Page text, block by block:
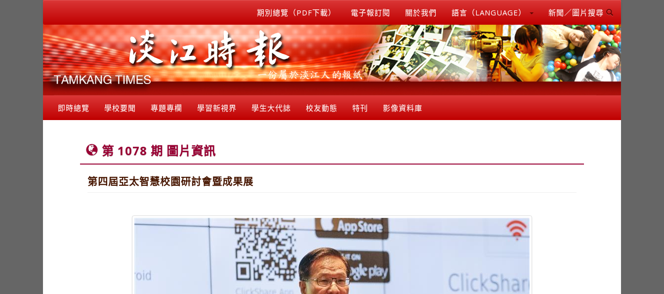
期別總覽（PDF下載） 電子報訂閱 關於我們 語言（LANGUAGE） 新聞／圖片搜尋
即時總覽 學校要聞 專題專欄 學習新視界 學生大代誌 校友動態 特刊 影像資料庫
第 1078 期 圖片資訊
第四屆亞太智慧校園研討會暨成果展